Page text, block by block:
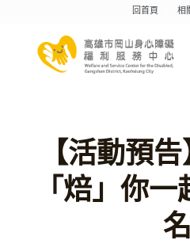
回首頁 相
【活動預告
「焙」你
名